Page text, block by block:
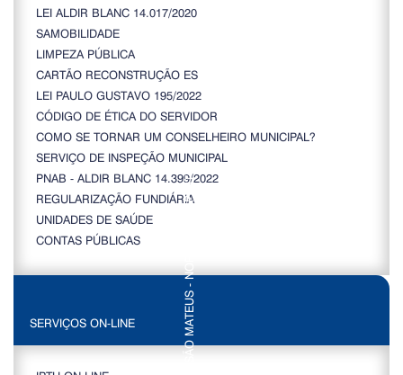
LEI ALDIR BLANC 14.017/2020
SAMOBILIDADE
LIMPEZA PÚBLICA
CARTÃO RECONSTRUÇÃO ES
LEI PAULO GUSTAVO 195/2022
CÓDIGO DE ÉTICA DO SERVIDOR
COMO SE TORNAR UM CONSELHEIRO MUNICIPAL?
SERVIÇO DE INSPEÇÃO MUNICIPAL
PNAB - ALDIR BLANC 14.399/2022
REGULARIZAÇÃO FUNDIÁRIA
UNIDADES DE SAÚDE
CONTAS PÚBLICAS
SERVIÇOS ON-LINE